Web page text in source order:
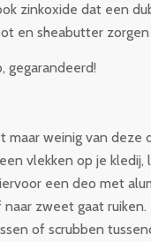
zinkoxide dat een
en sheabutter
gegarandeerd!
maar weinig van
vlekken op je
een deo met
zweet gaat
of scrubben